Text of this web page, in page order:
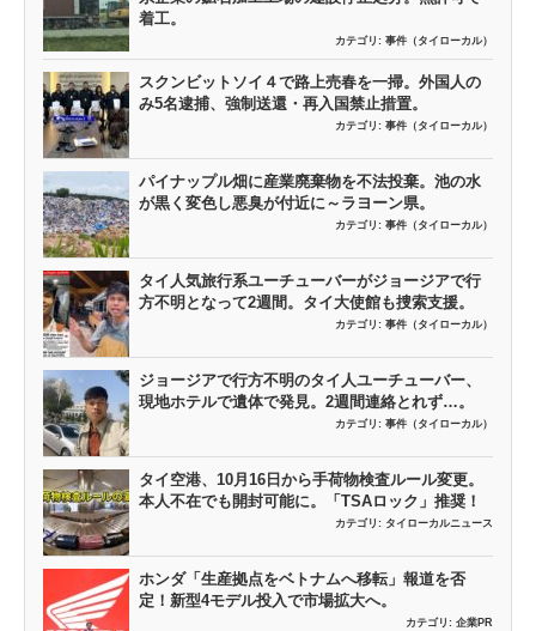
着工。
カテゴリ: 事件（タイローカル）
スクンビットソイ４で路上売春を一掃。外国人の
み5名逮捕、強制送還・再入国禁止措置。
カテゴリ: 事件（タイローカル）
パイナップル畑に産業廃棄物を不法投棄。池の水
が黒く変色し悪臭が付近に～ラヨーン県。
カテゴリ: 事件（タイローカル）
タイ人気旅行系ユーチューバーがジョージアで行
方不明となって2週間。タイ大使館も捜索支援。
カテゴリ: 事件（タイローカル）
ジョージアで行方不明のタイ人ユーチューバー、
現地ホテルで遺体で発見。2週間連絡とれず…。
カテゴリ: 事件（タイローカル）
タイ空港、10月16日から手荷物検査ルール変更。
本人不在でも開封可能に。「TSAロック」推奨！
カテゴリ: タイローカルニュース
ホンダ「生産拠点をベトナムへ移転」報道を否
定！新型4モデル投入で市場拡大へ。
カテゴリ: 企業PR